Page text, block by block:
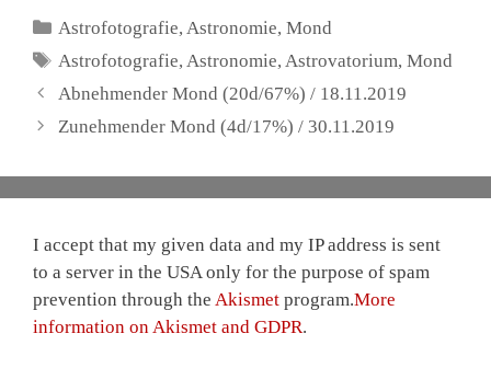
Kategorien
Astrofotografie, Astronomie,Mond
Schlagwörter
Astrofotografie, Astronomie, Astrovatorium,Mond
Abnehmender Mond (20d/67%) / 18.11.2019
Zunehmender Mond (4d/17%) / 30.11.2019
I accept that my given data and my IP address is sent
to a server in the USA only for the purpose of spam
prevention through the Akismet program.More
information on Akismet and GDPR.